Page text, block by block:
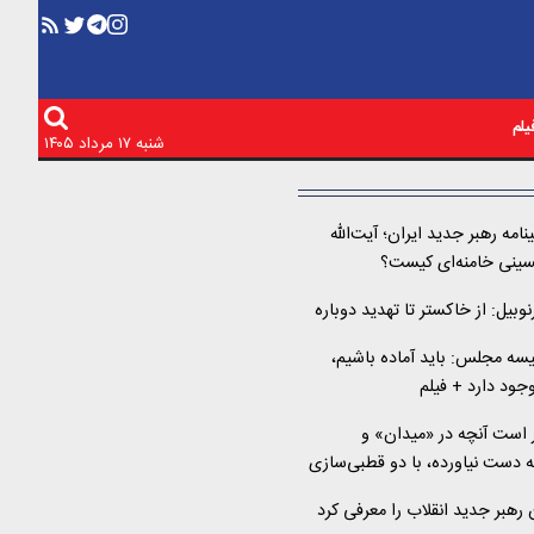
شنبه ۱۷ مرداد ۱۴۰۵
رهبر جدید ایران؛ آیت‌الله
خامنه‌ای کیست؟
از خاکستر تا تهدید دوباره
مجلس: باید آماده باشیم،
دارد + فیلم
است آنچه در «میدان» و
دست نیاورده، با دو قطبی‌سازی
جدید انقلاب را معرفی کرد